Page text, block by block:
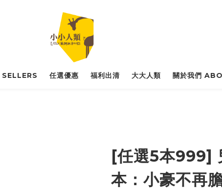
任選優惠 福利出清 大大人類 關於我們
[任選5本999]
本：小豪不再